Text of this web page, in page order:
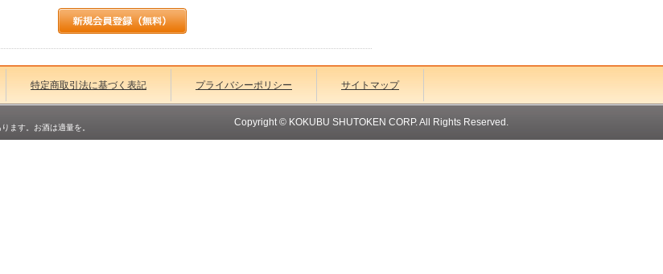
特定商取引法に基づく表記 プライバシーポリシー サイトマップ
ます。お酒は適量を。
Copyright © KOKUBU SHUTOKEN CORP. All Rights Reserved.